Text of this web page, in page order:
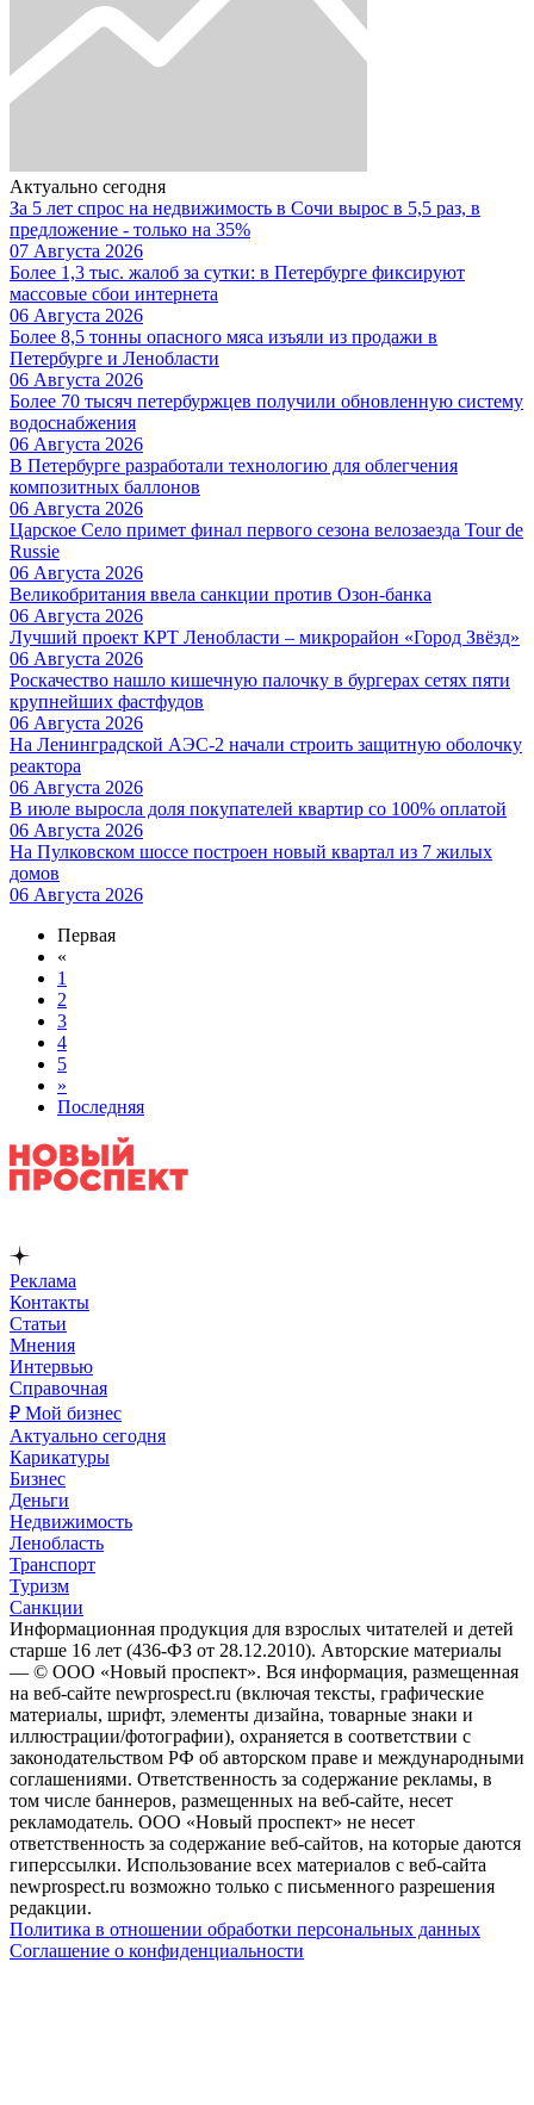
Актуально сегодня
За 5 лет спрос на недвижимость в Сочи вырос в 5,5 раз, в
предложение - только на 35%
07 Августа 2026
Более 1,3 тыс. жалоб за сутки: в Петербурге фиксируют
массовые сбои интернета
06 Августа 2026
Более 8,5 тонны опасного мяса изъяли из продажи в
Петербурге и Ленобласти
06 Августа 2026
Более 70 тысяч петербуржцев получили обновленную систему
водоснабжения
06 Августа 2026
В Петербурге разработали технологию для облегчения
композитных баллонов
06 Августа 2026
Царское Село примет финал первого сезона велозаезда Tour de
Russie
06 Августа 2026
Великобритания ввела санкции против Озон-банка
06 Августа 2026
Лучший проект КРТ Ленобласти – микрорайон «Город Звёзд»
06 Августа 2026
Роскачество нашло кишечную палочку в бургерах сетях пяти
крупнейших фастфудов
06 Августа 2026
На Ленинградской АЭС-2 начали строить защитную оболочку
реактора
06 Августа 2026
В июле выросла доля покупателей квартир со 100% оплатой
06 Августа 2026
На Пулковском шоссе построен новый квартал из 7 жилых
домов
06 Августа 2026
Первая
«
1
2
3
4
5
»
Последняя
Реклама
Контакты
Статьи
Мнения
Интервью
Справочная
₽ Мой бизнес
Актуально сегодня
Карикатуры
Бизнес
Деньги
Недвижимость
Ленобласть
Транспорт
Туризм
Санкции
Информационная продукция для взрослых читателей и детей
старше 16 лет (436-ФЗ от 28.12.2010). Авторские материалы
— © ООО «Новый проспект». Вся информация, размещенная
на веб-сайте newprospect.ru (включая тексты, графические
материалы, шрифт, элементы дизайна, товарные знаки и
иллюстрации/фотографии), охраняется в соответствии с
законодательством РФ об авторском праве и международными
соглашениями. Ответственность за содержание рекламы, в
том числе баннеров, размещенных на веб-сайте, несет
рекламодатель. ООО «Новый проспект» не несет
ответственность за содержание веб-сайтов, на которые даются
гиперссылки. Использование всех материалов с веб-сайта
newprospect.ru возможно только с письменного разрешения
редакции.
Политика в отношении обработки персональных данных
Соглашение о конфиденциальности